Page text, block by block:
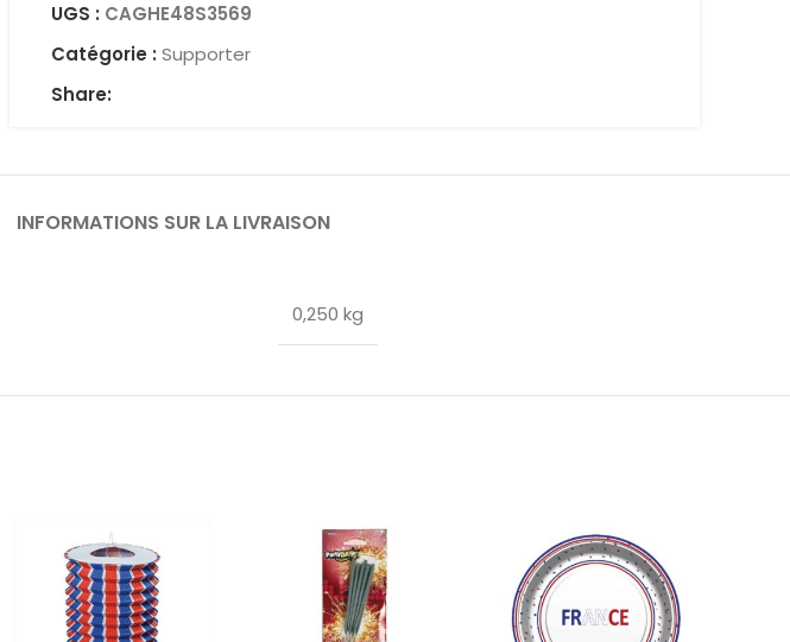
UGS : CAGHE48S3569
Catégorie : Supporter
Share:
INFORMATIONS SUR LA LIVRAISON
0,250 kg